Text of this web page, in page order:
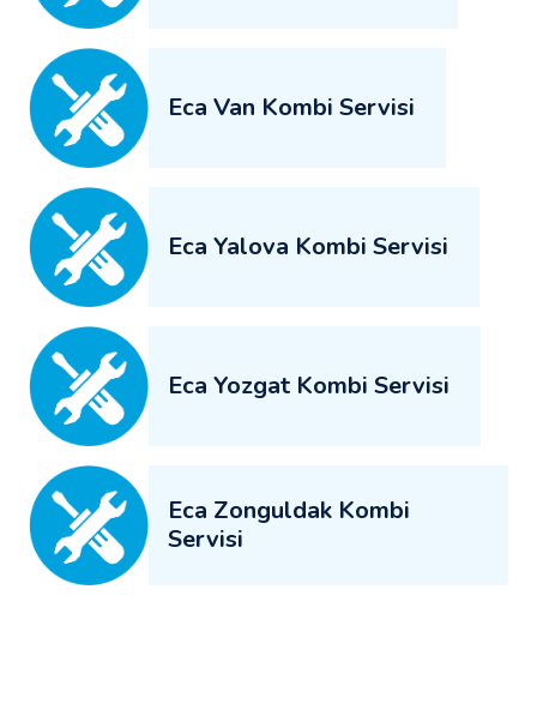
Eca Van Kombi Servisi
Eca Yalova Kombi Servisi
Eca Yozgat Kombi Servisi
Eca Zonguldak Kombi
Servisi